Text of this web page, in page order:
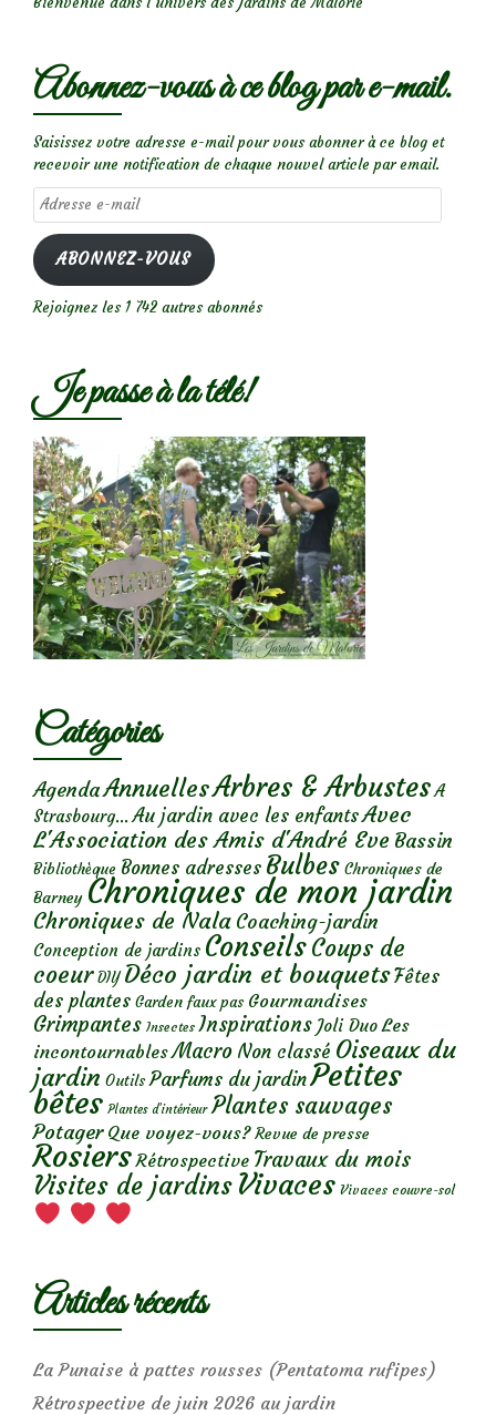
Abonnez-vous à ce blog par e-mail.
Saisissez votre adresse e-mail pour vous abonner à ce blog et
recevoir une notification de chaque nouvel article par email.
Adresse
e-
mail
ABONNEZ-VOUS
Rejoignez les 1 742 autres abonnés
Je passe à la télé!
Catégories
AgendaAnnuellesArbres & Arbustes A
Strasbourg... Au jardin avec les enfantsAvec
L'Association des Amis d'André Eve Bassin
Bibliothèque Bonnes adresses Bulbes Chroniques de
Barney Chroniques de mon jardin
Chroniques de Nala Coaching-jardin
Conception de jardins ConseilsCoups de
coeur DIY Déco jardin et bouquetsFêtes
des plantes Garden faux pas Gourmandises
Grimpantes Insectes Inspirations Joli Duo Les
incontournables Macro Non classé Oiseaux du
jardin Outils Parfums du jardinPetites
bêtes Plantes d’intérieur Plantes sauvages
Potager Que voyez-vous? Revue de presse
Rosiers Rétrospective Travaux du mois
Visites de jardins Vivaces Vivaces couvre-sol
Articles récents
La Punaise à pattes rousses (Pentatoma rufipes)
Rétrospective de juin 2026 au jardin